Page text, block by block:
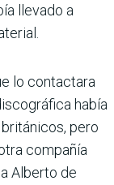
llevado a
lo contactara
había
pero
compañía
Alberto de